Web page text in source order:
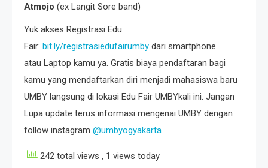
Atmojo (ex Langit Sore band)
Yuk akses Registrasi Edu
Fair: bit.ly/registrasiedufairumby dari smartphone
atau Laptop kamu ya. Gratis biaya pendaftaran bagi
kamu yang mendaftarkan diri menjadi mahasiswa baru
UMBY langsung di lokasi Edu Fair UMBYkali ini. Jangan
Lupa update terus informasi mengenai UMBY dengan
follow instagram @umbyogyakarta
242 total views , 1 views today